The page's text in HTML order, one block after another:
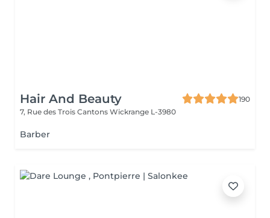
Hair And Beauty
190
7, Rue des Trois Cantons Wickrange L-3980
Barber